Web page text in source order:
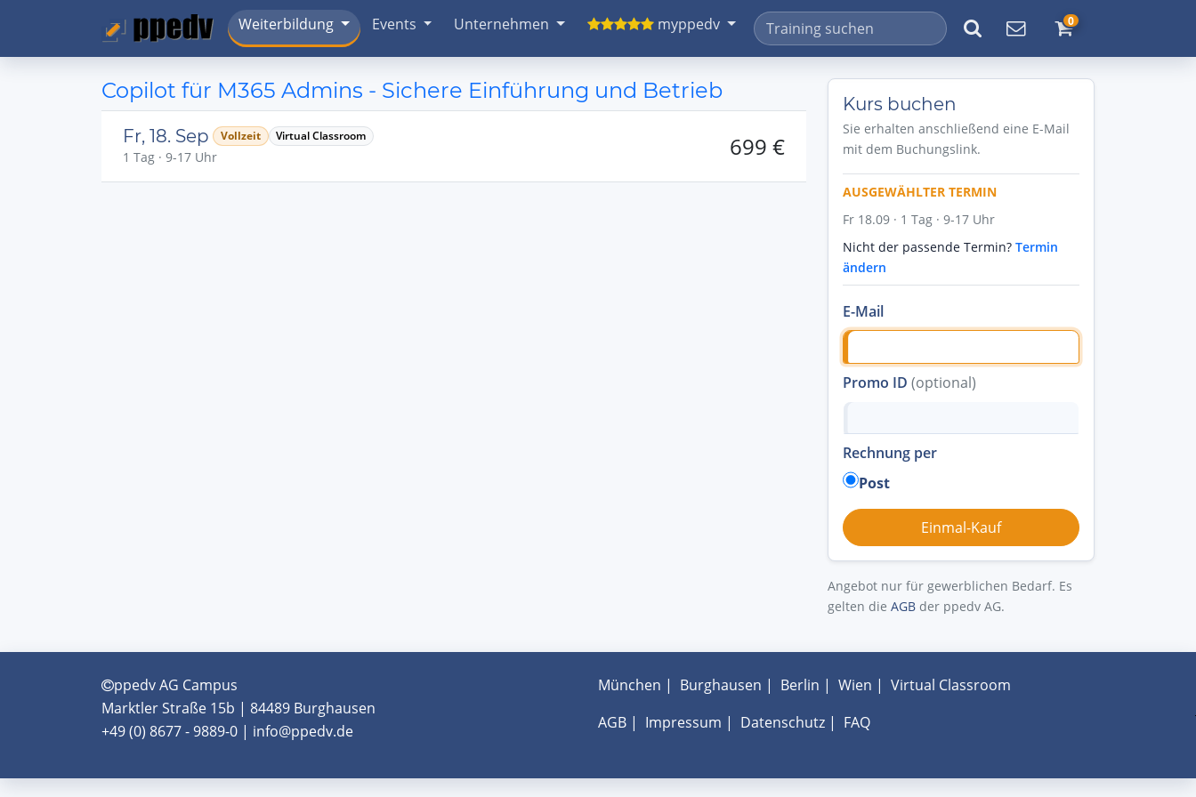
Weiterbildung Events Unternehmen myppedv 0
Copilot für M365 Admins - Sichere Einführung und Betrieb
Fr, 18. Sep Vollzeit Virtual Classroom
1 Tag · 9-17 Uhr 699 €
Kurs buchen
Sie erhalten anschließend eine E-Mail
mit dem Buchungslink.
AUSGEWÄHLTER TERMIN
Fr 18.09 · 1 Tag · 9-17 Uhr
Nicht der passende Termin? Termin
ändern
E-Mail
Promo ID (optional)
Rechnung per
Post
Angebot nur für gewerblichen Bedarf. Es
gelten die AGB der ppedv AG.
ppedv AG Campus
Marktler Straße 15b | 84489 Burghausen
+49 (0) 8677 - 9889-0 | info@ppedv.de
München | Burghausen | Berlin | Wien | Virtual Classroom
AGB| Impressum | Datenschutz| FAQ